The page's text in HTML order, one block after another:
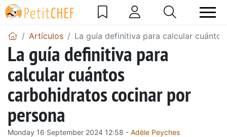
Artículos La guía definitiva para calcular
La guía definitiva para
calcular cuántos
carbohidratos cocinar por
persona
Monday 16 September 2024 12:58 - Adèle Peyches